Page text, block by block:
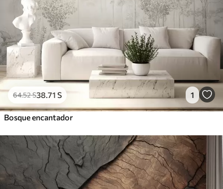
64.52S38.71 S 1
Bosque encantador